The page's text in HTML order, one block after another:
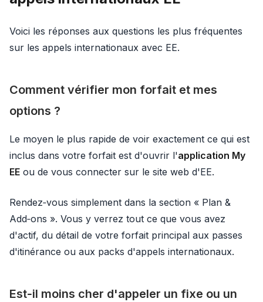
Voici les réponses aux questions les plus fréquentes
sur les appels internationaux avec EE.
Comment vérifier mon forfait et mes
options ?
Le moyen le plus rapide de voir exactement ce qui est
inclus dans votre forfait est d'ouvrir l'application My
EE ou de vous connecter sur le site web d'EE.
Rendez‑vous simplement dans la section « Plan &
Add‑ons ». Vous y verrez tout ce que vous avez
d'actif, du détail de votre forfait principal aux passes
d'itinérance ou aux packs d'appels internationaux.
Est‑il moins cher d'appeler un fixe ou un